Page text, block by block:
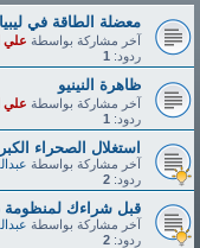
معضلة الطاقة في
آخر مشاركة بواسطة علي
ردود: 1
ظاهرة النينيو
آخر مشاركة بواسطة علي
ردود: 1
استغلال الصحراء
آخر مشاركة بواسطة
ردود: 2
قبل شراءك
آخر مشاركة بواسطة
ردود: 2